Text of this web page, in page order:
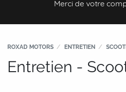
Merci de votre
ROXAD MOTORS ENTRETIEN
Entretien -